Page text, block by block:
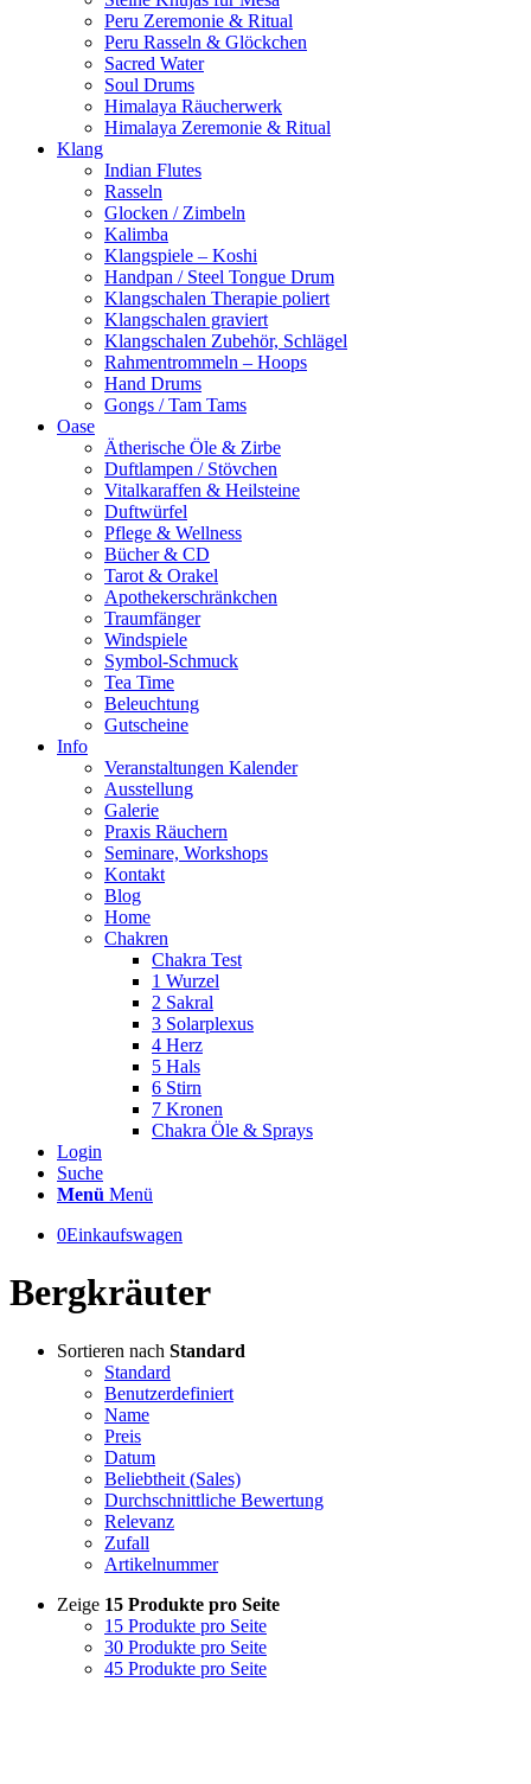
Peru Zeremonie & Ritual
Peru Rasseln & Glöckchen
Sacred Water
Soul Drums
Himalaya Räucherwerk
Himalaya Zeremonie & Ritual
Klang
Indian Flutes
Rasseln
Glocken / Zimbeln
Kalimba
Klangspiele – Koshi
Handpan / Steel Tongue Drum
Klangschalen Therapie poliert
Klangschalen graviert
Klangschalen Zubehör, Schlägel
Rahmentrommeln – Hoops
Hand Drums
Gongs / Tam Tams
Oase
Ätherische Öle & Zirbe
Duftlampen / Stövchen
Vitalkaraffen & Heilsteine
Duftwürfel
Pflege & Wellness
Bücher & CD
Tarot & Orakel
Apothekerschränkchen
Traumfänger
Windspiele
Symbol-Schmuck
Tea Time
Beleuchtung
Gutscheine
Info
Veranstaltungen Kalender
Ausstellung
Galerie
Praxis Räuchern
Seminare, Workshops
Kontakt
Blog
Home
Chakren
Chakra Test
1 Wurzel
2 Sakral
3 Solarplexus
4 Herz
5 Hals
6 Stirn
7 Kronen
Chakra Öle & Sprays
Login
Suche
Menü Menü
0Einkaufswagen
Bergkräuter
Sortieren nach Standard
Standard
Benutzerdefiniert
Name
Preis
Datum
Beliebtheit (Sales)
Durchschnittliche Bewertung
Relevanz
Zufall
Artikelnummer
Zeige 15 Produkte pro Seite
15 Produkte pro Seite
30 Produkte pro Seite
45 Produkte pro Seite